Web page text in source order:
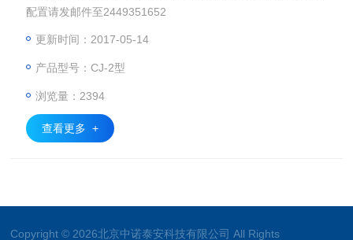
配置请发邮件至2449351652
更新时间：2017-05-14
产品型号：CJ-2型
浏览量：2394
查看更多 +
Copyright © 2026北京中诺泰安科技有限公司 All Rights